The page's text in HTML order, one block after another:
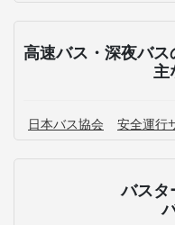
高速バス・深夜バ
主
日本バス協会 安全運行
バスタ